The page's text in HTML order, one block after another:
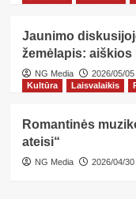
Jaunimo
žemėlapis: aiškios
NG Media
2026/05/05
Kultūra
Laisvalaikis
Romantinės
ateisi“
NG Media 2026/04/30